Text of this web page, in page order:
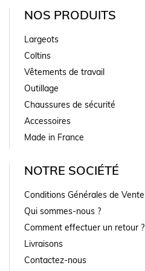
NOS PRODUITS
Largeots
Coltins
Vêtements de travail
Outillage
Chaussures de sécurité
Accessoires
Made in France
NOTRE SOCIÉTÉ
Conditions Générales de Vente
Qui sommes-nous ?
Comment effectuer un retour ?
Livraisons
Contactez-nous